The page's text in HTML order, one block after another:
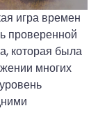
игра времен
проверенной
которая была
многих